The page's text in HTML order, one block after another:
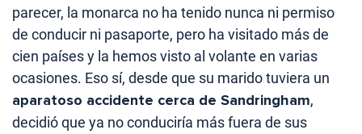
parecer, la monarca no ha tenido nunca ni permiso
de conducir ni pasaporte, pero ha visitado más de
cien países y la hemos visto al volante en varias
ocasiones. Eso sí, desde que su marido tuviera un
aparatoso accidente cerca de Sandringham,
decidió que ya no conduciría más fuera de sus